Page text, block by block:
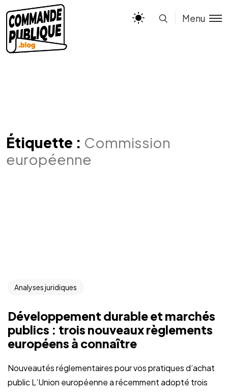
Menu
Étiquette : Commission
européenne
Analyses juridiques
Développement durable et marchés
publics : trois nouveaux règlements
européens à connaître
Nouveautés réglementaires pour vos pratiques d’achat
public L’Union européenne a récemment adopté trois